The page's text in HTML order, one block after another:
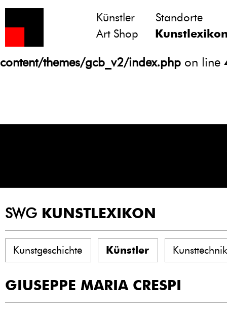
Notice
: Undefined variable: atts in
/homepages/21/d13550920/htdocs/
content/themes/gcb_v2/index.php on line
Künstler
Standorte
Art Shop
SWG KUNSTLEXIKON
Kunstgeschichte Künstler
GIUSEPPE MARIA CRESPI